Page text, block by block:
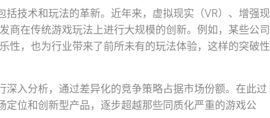
技术和玩法的革新。近年来，虚拟现实（VR）、增强现
商在传统游戏玩法上进行大规模的创新。例如，某些公司
性，也为行业带来了前所未有的玩法体验，这样的突破性
入分析，通过差异化的竞争策略占据市场份额。在此过
位和创新型产品，逐步超越那些同质化严重的游戏公